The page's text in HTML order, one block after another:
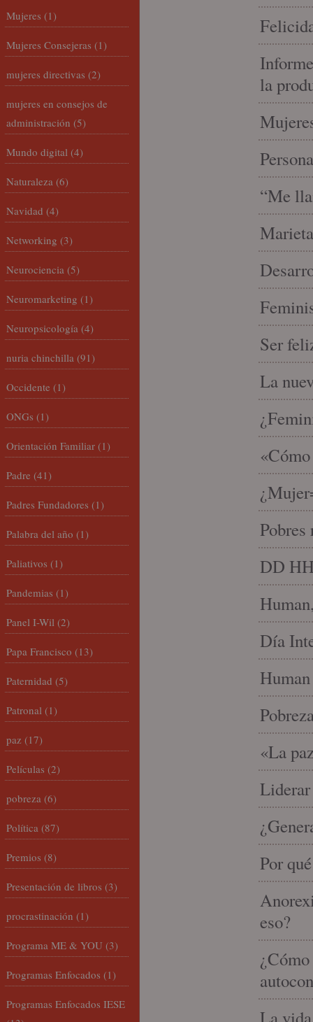
la
“Me
Ser
La
DD
Día
«La
Liderar
Por
eso?
Mujeres (1)
Mujeres Consejeras (1)
mujeres directivas (2)
mujeres en consejos de
administración (5)
Mundo digital (4)
Naturaleza (6)
Navidad (4)
Networking (3)
Neurociencia (5)
Neuromarketing (1)
Neuropsicología (4)
nuria chinchilla (91)
Occidente (1)
ONGs (1)
Orientación Familiar (1)
Padre (41)
Padres Fundadores (1)
Palabra del año (1)
Paliativos (1)
Pandemias (1)
Panel I-Wil (2)
Papa Francisco (13)
Paternidad (5)
Patronal (1)
paz (17)
Películas (2)
pobreza (6)
Política (87)
Premios (8)
Presentación de libros (3)
procrastinación (1)
Programa ME & YOU (3)
Programas Enfocados (1)
Programas Enfocados IESE